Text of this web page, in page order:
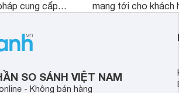
cung cấp
phòng tắm
mang tới cho khách
hợp lý đồng thời có
làm nước nóng rất
SO SÁNH VIỆT NAM
- Không bán hàng